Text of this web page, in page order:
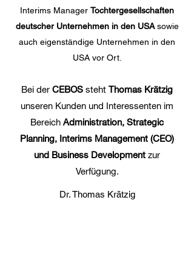
Dr. Thomas Krätzig
Interims Manager Tochtergesellschaften
deutscher Unternehmen in den USAsowie
auch eigenständige Unternehmen in den
USA vor Ort.
Bei der CEBOS steht Thomas Krätzig
unseren Kunden und Interessenten im
Bereich Administration, Strategic
Planning, Interims Management (CEO)
und Business Development zur
Verfügung.